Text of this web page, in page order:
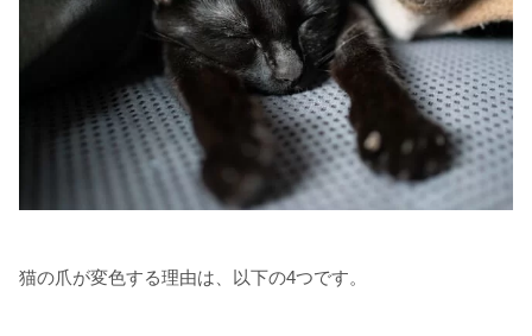
猫の爪が変色する理由は、以下の4つです。